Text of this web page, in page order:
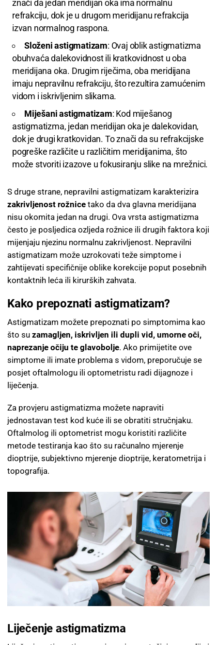
znači da jedan meridijan oka ima normalnu
refrakciju, dok je u drugom meridijanu refrakcija
izvan normalnog raspona.
Složeni astigmatizam: Ovaj oblik astigmatizma
obuhvaća dalekovidnost ili kratkovidnost u oba
meridijana oka. Drugim riječima, oba meridijana
imaju nepravilnu refrakciju, što rezultira zamućenim
vidom i iskrivljenim slikama.
Miješani astigmatizam: Kod miješanog
astigmatizma, jedan meridijan oka je dalekovidan,
dok je drugi kratkovidan. To znači da su refrakcijske
pogreške različite u različitim meridijanima, što
može stvoriti izazove u fokusiranju slike na mrežnici.
S druge strane, nepravilni astigmatizam karakterizira
zakrivljenost rožnice tako da dva glavna meridijana
nisu okomita jedan na drugi. Ova vrsta astigmatizma
često je posljedica ozljeda rožnice ili drugih faktora koji
mijenjaju njezinu normalnu zakrivljenost. Nepravilni
astigmatizam može uzrokovati teže simptome i
zahtijevati specifičnije oblike korekcije poput posebnih
kontaktnih leća ili kirurških zahvata.
Kako prepoznati astigmatizam?
Astigmatizam možete prepoznati po simptomima kao
što su zamagljen, iskrivljen ili dupli vid, umorne oči,
naprezanje očiju te glavobolje. Ako primijetite ove
simptome ili imate problema s vidom, preporučuje se
posjet oftalmologu ili optometristu radi dijagnoze i
liječenja.
Za provjeru astigmatizma možete napraviti
jednostavan test kod kuće ili se obratiti stručnjaku.
Oftalmolog ili optometrist mogu koristiti različite
metode testiranja kao što su računalno mjerenje
dioptrije, subjektivno mjerenje dioptrije, keratometrija i
topografija.
Liječenje astigmatizma